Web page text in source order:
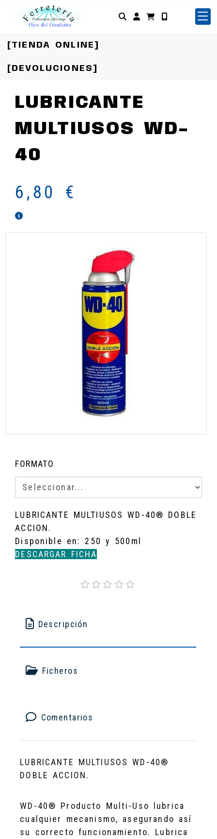
Identifícate
[TIENDA ONLINE]
[DEVOLUCIONES]
LUBRICANTE
MULTIUSOS WD-
40
6,80 €
FORMATO
LUBRICANTE MULTIUSOS WD-40® DOBLE
ACCION.
Disponible en: 250 y 500ml
DESCARGAR FICHA
Descripción
Ficheros
Comentarios
LUBRICANTE MULTIUSOS WD-40®
DOBLE ACCION.
WD-40® Producto Multi-Uso lubrica
cualquier mecanismo, asegurando así
su correcto funcionamiento. Lubrica